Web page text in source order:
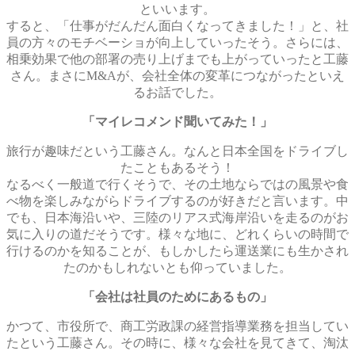
といいます。
すると、「仕事がだんだん面白くなってきました！」と、社
員の方々のモチベーショが向上していったそう。さらには、
相乗効果で他の部署の売り上げまでも上がっていったと工藤
さん。まさにM&Aが、会社全体の変革につながったといえ
るお話でした。
「マイレコメンド聞いてみた！」
旅行が趣味だという工藤さん。なんと日本全国をドライブし
たこともあるそう！
なるべく一般道で行くそうで、その土地ならではの風景や食
べ物を楽しみながらドライブするのが好きだと言います。中
でも、日本海沿いや、三陸のリアス式海岸沿いを走るのがお
気に入りの道だそうです。様々な地に、どれくらいの時間で
行けるのかを知ることが、もしかしたら運送業にも生かされ
たのかもしれないとも仰っていました。
「会社は社員のためにあるもの」
かつて、市役所で、商工労政課の経営指導業務を担当してい
たという工藤さん。その時に、様々な会社を見てきて、淘汰